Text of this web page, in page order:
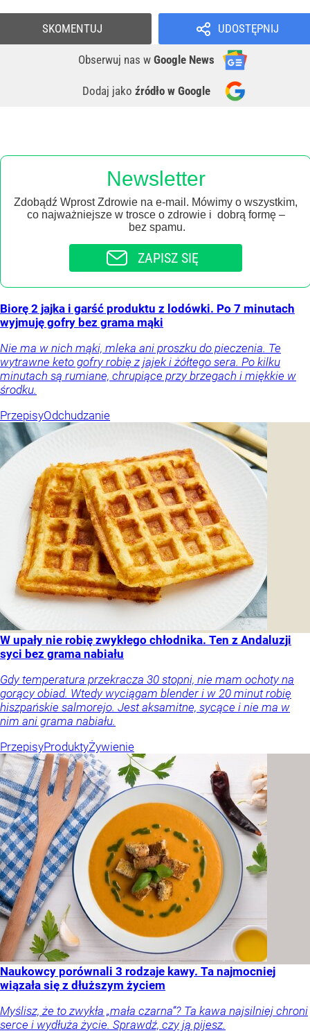
UDOSTĘPNIJ
Obserwuj nas w Google News
Dodaj jako źródło w Google
SKOMENTUJ
Newsletter
Zdobądź Wprost Zdrowie na e-mail. Mówimy o wszystkim,
co najważniejsze w trosce o zdrowie i dobrą formę –
bez spamu.
ZAPISZ SIĘ
Biorę 2 jajka i garść produktu z lodówki. Po 7 minutach
wyjmuję gofry bez grama mąki
Nie ma w nich mąki, mleka ani proszku do pieczenia. Te
wytrawne keto gofry robię z jajek i żółtego sera. Po kilku
minutach są rumiane, chrupiące przy brzegach i miękkie w
środku.
PrzepisyOdchudzanie
W upały nie robię zwykłego chłodnika. Ten z Andaluzji
syci bez grama nabiału
Gdy temperatura przekracza 30 stopni, nie mam ochoty na
gorący obiad. Wtedy wyciągam blender i w 20 minut robię
hiszpańskie salmorejo. Jest aksamitne, sycące i nie ma w
nim ani grama nabiału.
PrzepisyProduktyŻywienie
Naukowcy porównali 3 rodzaje kawy. Ta najmocniej
wiązała się z dłuższym życiem
Myślisz, że to zwykła „mała czarna”? Ta kawa najsilniej chroni
serce i wydłuża życie. Sprawdź, czy ją pijesz.